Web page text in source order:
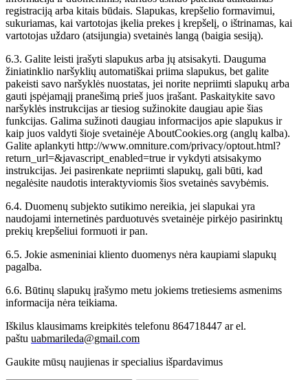
registraciją arba kitais būdais. Slapukas, krepšelio formavimui,
sukuriamas, kai vartotojas įkelia prekes į krepšelį, o ištrinamas, kai
vartotojas uždaro (atsijungia) svetainės langą (baigia sesiją).
6.3. Galite leisti įrašyti slapukus arba jų atsisakyti. Dauguma
žiniatinklio naršyklių automatiškai priima slapukus, bet galite
pakeisti savo naršyklės nuostatas, jei norite nepriimti slapukų arba
gauti įspėjamąjį pranešimą prieš juos įrašant. Paskaitykite savo
naršyklės instrukcijas ar tiesiog sužinokite daugiau apie šias
funkcijas. Galima sužinoti daugiau informacijos apie slapukus ir
kaip juos valdyti šioje svetainėje AboutCookies.org (anglų kalba).
Galite aplankyti http://www.omniture.com/privacy/optout.html?
return_url=&javascript_enabled=true ir vykdyti atsisakymo
instrukcijas. Jei pasirenkate nepriimti slapukų, gali būti, kad
negalėsite naudotis interaktyviomis šios svetainės savybėmis.
6.4. Duomenų subjekto sutikimo nereikia, jei slapukai yra
naudojami internetinės parduotuvės svetainėje pirkėjo pasirinktų
prekių krepšeliui formuoti ir pan.
6.5. Jokie asmeniniai kliento duomenys nėra kaupiami slapukų
pagalba.
6.6. Būtinų slapukų įrašymo metu jokiems tretiesiems asmenims
informacija nėra teikiama.
Iškilus klausimams kreipkitės telefonu 864718447 ar el.
paštu uabmarileda@gmail.com
Gaukite mūsų naujienas ir specialius išpardavimus